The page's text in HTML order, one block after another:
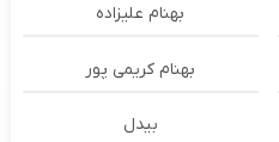
بهنام علیزاده
بهنام کریمی پور
بیدل